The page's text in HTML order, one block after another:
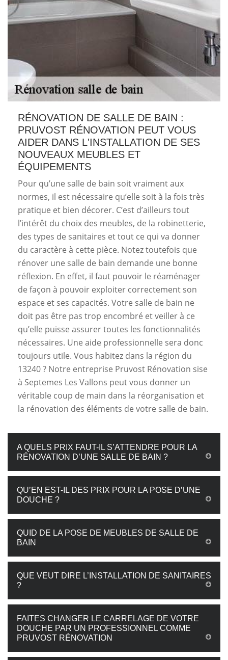
RÉNOVATION DE SALLE DE BAIN :
PRUVOST RÉNOVATION PEUT VOUS
AIDER DANS L'INSTALLATION DE SES
NOUVEAUX MEUBLES ET
ÉQUIPEMENTS
Pour qu’une salle de bain soit vraiment aux
normes, il est nécessaire qu’elle soit à la fois très
pratique et bien décorer. C’est d’ailleurs tout
l’intérêt du choix des meubles, de la robinetterie,
des types de sanitaires et tout ce qui va donner
du caractère à cette pièce. Notez toutefois que
rénover une salle de bain demande une bonne
réflexion. En effet, il faut pouvoir le réaménager
de façon à pouvoir exploiter correctement son
espace et ses capacités. Votre salle de bain ne
doit pas être pas trop encombré et veiller à ce
qu’elle puisse assurer toutes les fonctionnalités
nécessaires. Une aide professionnelle sera donc
toujours utile. Vous habitez dans la région du
13240 ? Notre entreprise Pruvost Rénovation sise
à Septemes Les Vallons peut vous donner un
véritable coup de main dans la réorganisation et
la rénovation des éléments de votre salle de bain.
A QUELS PRIX FAUT-IL S’ATTENDRE POUR LA
RÉNOVATION D’UNE SALLE DE BAIN ?
QU’EN EST-IL DES PRIX POUR LA POSE D’UNE
DOUCHE ?
QUID DE LA POSE DE MEUBLES DE SALLE DE
BAIN
QUE VEUT DIRE L’INSTALLATION DE SANITAIRES
?
FAITES CHANGER LE CARRELAGE DE VOTRE
DOUCHE PAR UN PROFESSIONNEL COMME
PRUVOST RÉNOVATION